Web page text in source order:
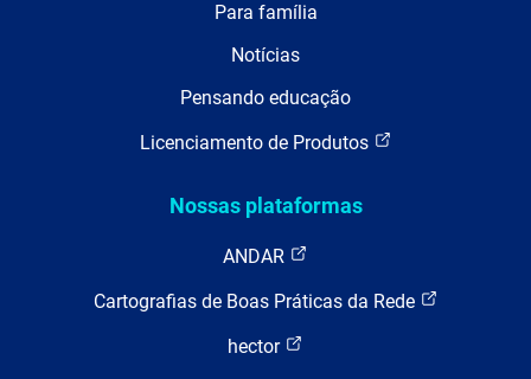
Para família
Notícias
Pensando educação
Licenciamento de Produtos
Nossas plataformas
ANDAR
Cartografias de Boas Práticas da Rede
hector